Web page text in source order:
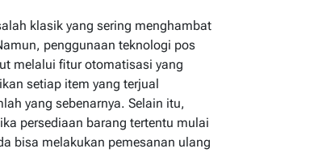
klasik yang sering menghambat
penggunaan teknologi pos
melalui fitur otomatisasi yang
setiap item yang terjual
yang sebenarnya. Selain itu,
persediaan barang tertentu mulai
bisa melakukan pemesanan ulang